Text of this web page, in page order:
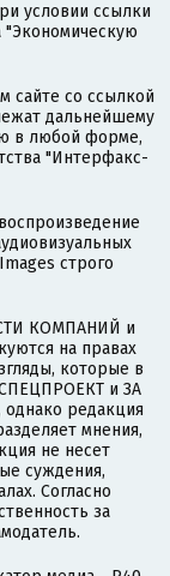
условии ссылки
"Экономическую
сайте со ссылкой
дальнейшему
в любой форме,
"Интерфакс-
строго
КОМПАНИЙ и
на правах
которые в
и ЗА
редакция
мнения,
не несет
суждения,
Согласно
за